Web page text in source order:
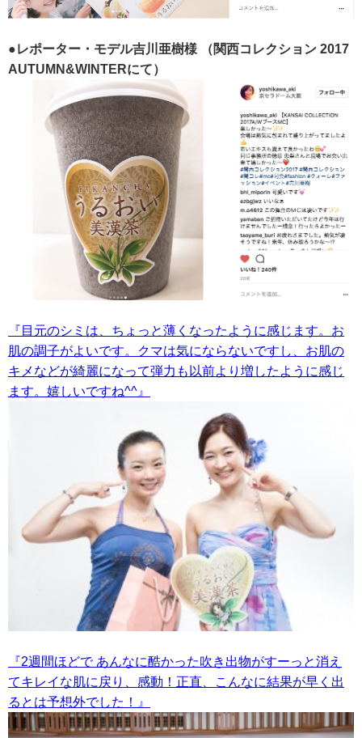
●レポーター・モデル吉川亜樹様
（関西コレクション 2017
AUTUMN&WINTERにて）
『目元のシミは、ちょっと薄くなったように感じます。お
肌の調子がよいです。クマは気にならないですし、お肌の
キメなどが綺麗になって弾力も以前より増したように感じ
ます。嬉しいですね^^』
『2週間ほどで あんなに酷かった吹き出物がすーっと消え
てキレイな肌に戻り、感動！正直、こんなに結果が早く出
るとは予想外でした！』